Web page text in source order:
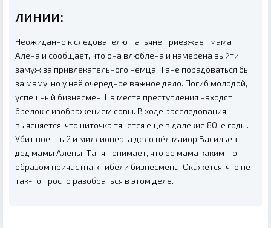
линии:
Неожиданно к следователю Татьяне приезжает мама
Алена и сообщает, что она влюблена и намерена выйти
замуж за привлекательного немца. Тане порадоваться бы
за маму, но у неё очередное важное дело. Погиб молодой,
успешный бизнесмен. На месте преступления находят
брелок с изображением совы. В ходе расследования
выясняется, что ниточка тянется ещё в далекие 80-е годы.
Убит военный и миллионер, а дело вёл майор Васильев –
дед мамы Алёны. Таня понимает, что ее мама каким-то
образом причастна к гибели бизнесмена. Окажется, что не
так-то просто разобраться в этом деле.